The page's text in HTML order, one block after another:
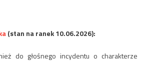
(stan na ranek 10.06.2026):
do głośnego incydentu o charakterze